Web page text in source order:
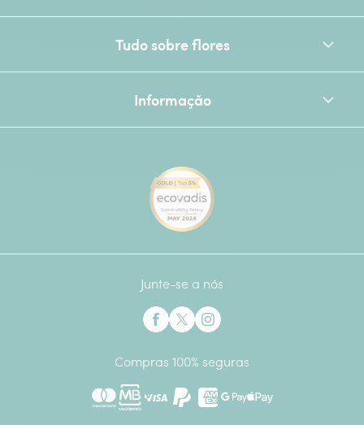
Tudo sobre flores
Informação
Junte-se a nós
Compras 100% seguras
MastercardMultibancoPaypalAmerican Express
Google Pay
Apple Pay